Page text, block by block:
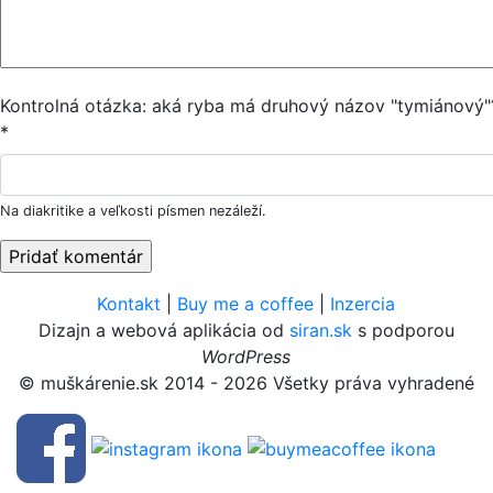
Kontrolná otázka: aká ryba má druhový názov
*
Na diakritike a veľkosti písmen nezáleží.
Kontakt Buy me a coffee
Inzercia
Dizajn a webová aplikácia od siran.sk s podporou
WordPress
© muškárenie.sk 2014 - 2026 Všetky práva vyhradené